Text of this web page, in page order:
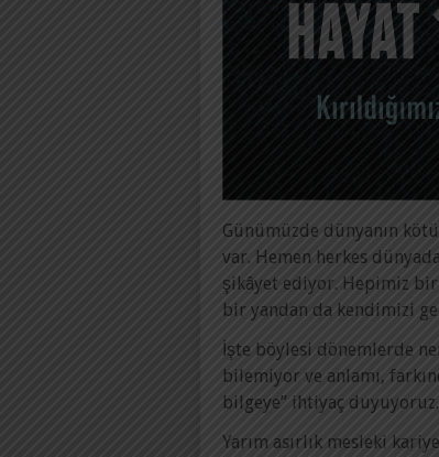
Günümüzde dünyanın
var. Hemen herkes
şikâyet ediyor. Hepimiz
bir yandan da kendimizi
İşte böylesi dönemlerde
bilemiyor ve anlamı,
bilgeye” ihtiyaç duyuyoruz.
Yarım asırlık mesleki